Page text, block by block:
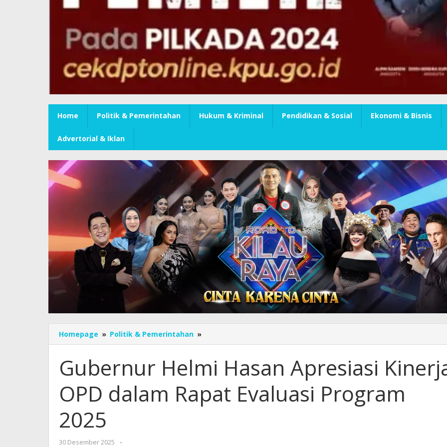
Home Politik & Pemerintahan Hukum & Kriminal Pendidikan & Sosial Ekonomi & Bisnis
Advertorial & Iklan
Homepage » Politik & Pemerintahan »
Helmi
Apresiasi
Kinerja
dalam
Rapat
Gubernur Helmi Hasan Apresiasi
OPD dalam Rapat Evaluasi Program
2025
30 Desember 2025
oleh
-